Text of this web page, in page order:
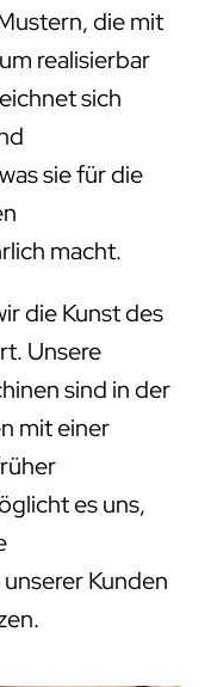
die mit
realisierbar
sich
sie für die
macht.
die Kunst des
Unsere
sind in der
mit einer
es uns,
Kunden